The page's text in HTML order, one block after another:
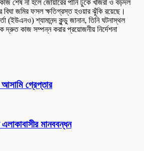
কাজ শেষ না হলে জোয়ারের পানি ঢুকে খাজরা ও বড়দল
বিঘা জমির ফসল ক্ষতিগ্রস্ত হওয়ার ঝুঁকি রয়েছে।
(ইউএনও) শ্যামানন্দ কুন্ডু জানান, তিনি ঘটনাস্থল
দ্রুত কাজ সম্পন্ন করার প্রয়োজনীয় নির্দেশনা
গ্রেপ্তার
মানববন্ধন